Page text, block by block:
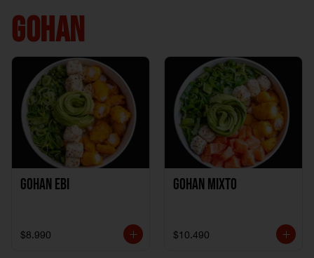
GOHAN
Gohan Ebi
$8.990
Gohan Mixto
$10.490